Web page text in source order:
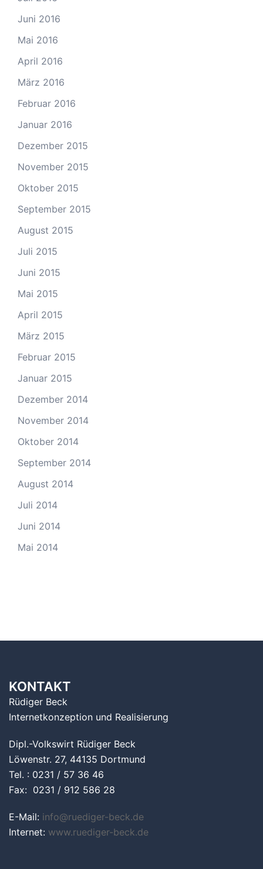
Juni 2016
Mai 2016
April 2016
März 2016
Februar 2016
Januar 2016
Dezember 2015
November 2015
Oktober 2015
September 2015
August 2015
Juli 2015
Juni 2015
Mai 2015
April 2015
März 2015
Februar 2015
Januar 2015
Dezember 2014
November 2014
Oktober 2014
September 2014
August 2014
Juli 2014
Juni 2014
Mai 2014
KONTAKT
Rüdiger Beck
Internetkonzeption und Realisierung
Dipl.-Volkswirt Rüdiger Beck
Löwenstr. 27, 44135 Dortmund
Tel. : 0231 / 57 36 46
Fax: 0231 / 912 586 28
E-Mail: info@ruediger-beck.de
Internet: www.ruediger-beck.de